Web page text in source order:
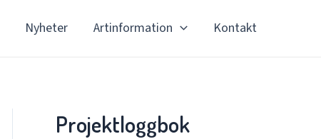
Nyheter Artinformation Kontakt
Projektloggbok